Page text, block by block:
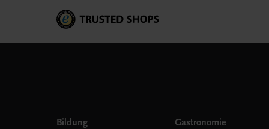
Bildung Gastronomie